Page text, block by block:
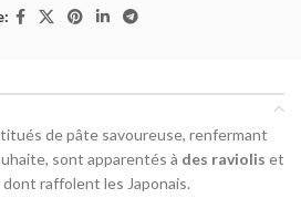
de pâte savoureuse, renfermant
sont apparentés à des raviolis et
raffolent les Japonais.